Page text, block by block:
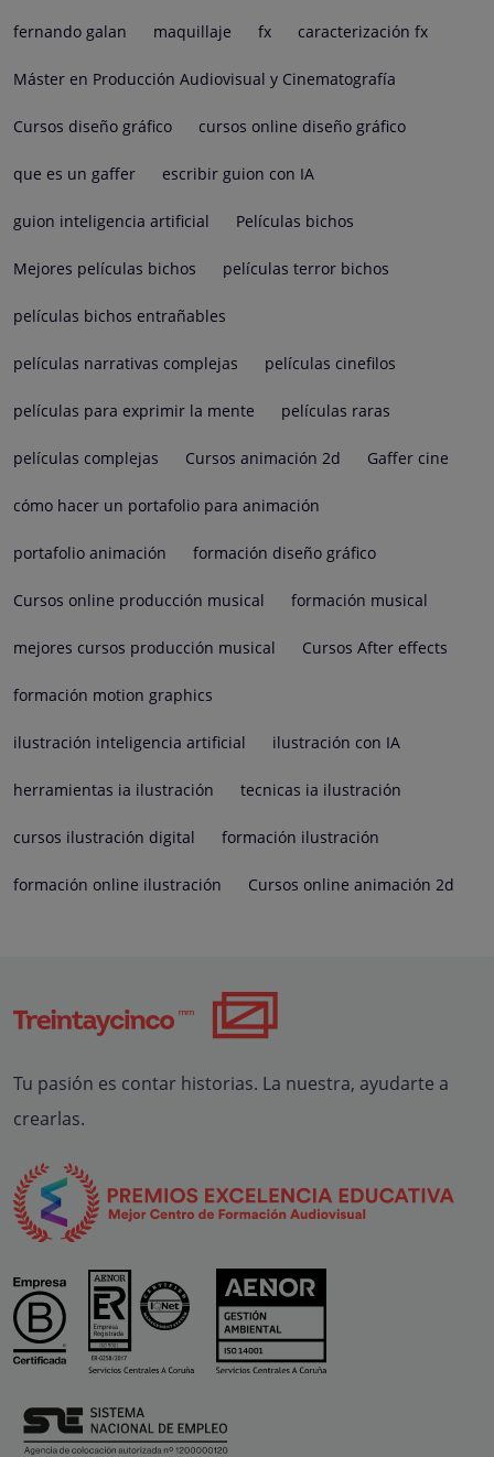
fernando galan maquillaje fx caracterización fx
Máster en Producción Audiovisual y Cinematografía
Cursos diseño gráfico cursos online diseño gráfico
que es un gaffer escribir guion con IA
guion inteligencia artificial Películas bichos
Mejores películas bichos películas terror bichos
películas bichos entrañables
películas narrativas complejas películas cinefilos
películas para exprimir la mente películas raras
películas complejas Cursos animación 2d Gaffer cine
cómo hacer un portafolio para animación
portafolio animación formación diseño gráfico
Cursos online producción musical formación musical
mejores cursos producción musical Cursos After effects
formación motion graphics
ilustración inteligencia artificial ilustración con IA
herramientas ia ilustración tecnicas ia ilustración
cursos ilustración digital formación ilustración
formación online ilustración Cursos online animación 2d
Tu pasión es contar historias. La nuestra, ayudarte a
crearlas.